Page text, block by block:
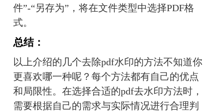
件”-“另存为”，将在文件类型中选择PDF格
式。
总结：
以上介绍的几个去除pdf水印的方法不知道你
更喜欢哪一种呢？每个方法都有自己的优点
和局限性。在选择合适的pdf去水印方法时，
需要根据自己的需求与实际情况进行合理判